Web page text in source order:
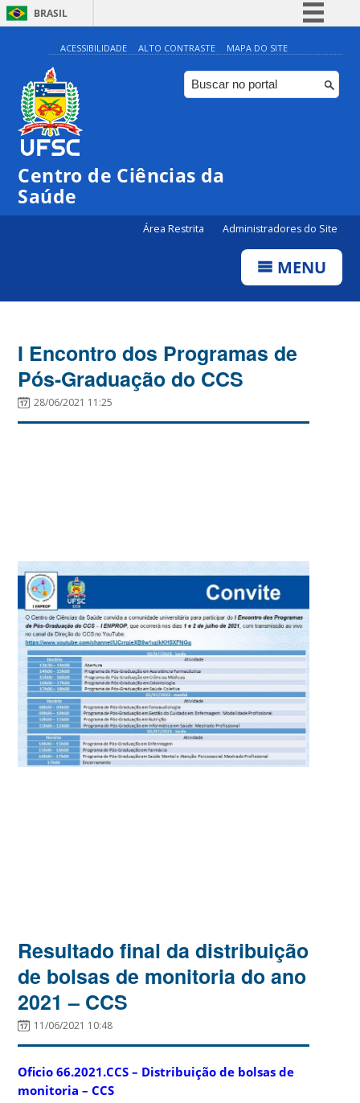
BRASIL
Simplifique!
Comunica BR
Participe
ACESSIBILIDADE ALTO CONTRASTE MAPA DO SITE
Centro de Ciências da
Saúde
Área Restrita Administradores do Site
MENU
I Encontro dos Programas de
Pós-Graduação do CCS
28/06/2021 11:25
Resultado final da distribuição
de bolsas de monitoria do ano
2021 – CCS
11/06/2021 10:48
Oficio 66.2021.CCS – Distribuição de bolsas de
monitoria – CCS